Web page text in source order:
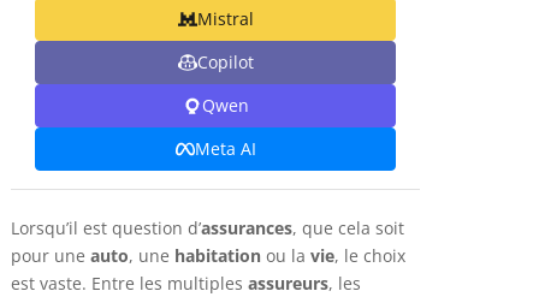
Mistral
Copilot
Qwen
Meta AI
Lorsqu’il est question d’assurances, que cela soit
pour une auto, une habitationou la vie, le choix
est vaste. Entre les multiples assureurs, les